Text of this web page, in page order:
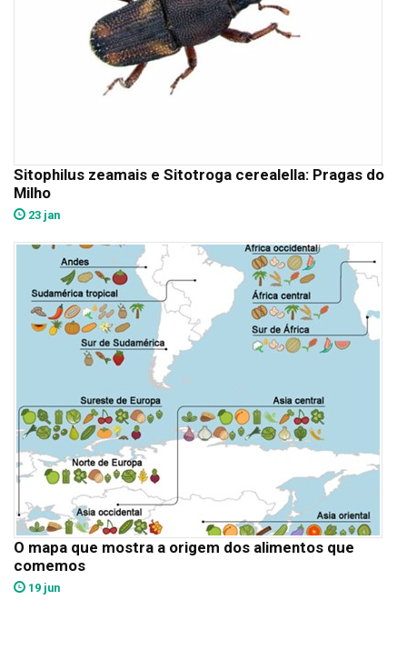
Sitophilus zeamais e Sitotroga cerealella: Pragas do
Milho
23 jan
O mapa que mostra a origem dos alimentos que
comemos
19 jun